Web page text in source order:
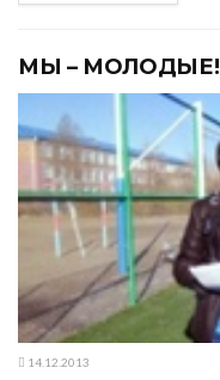
МЫ – МОЛОДЫЕ!
14.12.2013